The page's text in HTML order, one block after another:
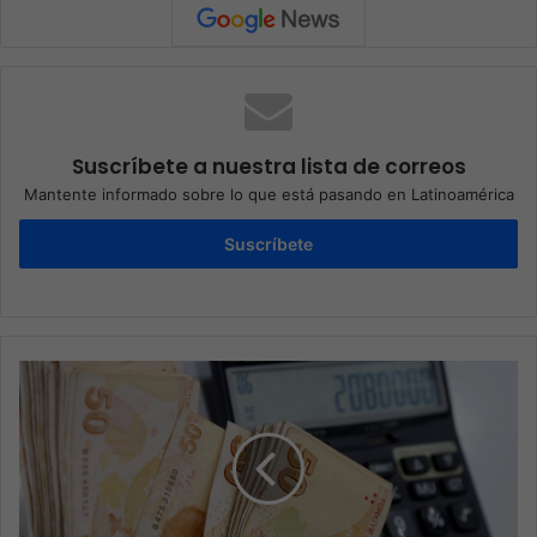
Suscríbete a nuestra lista de correos
Mantente informado sobre lo que está pasando en Latinoamérica
Suscríbete